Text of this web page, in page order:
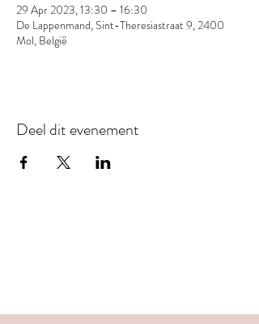
29 Apr 2023, 13:30 – 16:30
De Lappenmand, Sint-Theresiastraat 9, 2400
Mol, België
Deel dit evenement